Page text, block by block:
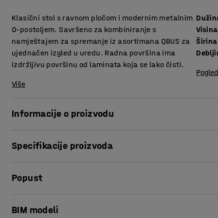
Klasični stol s ravnom pločom i modernim metalnim
O-postoljem. Savršeno za kombiniranje s
namještajem za spremanje iz asortimana QBUS za
ujednačen izgled u uredu. Radna površina ima
izdržljivu površinu od laminata koja se lako čisti.
Više
Visina
Širina
Informacije o proizvodu
ukoliko ste u potrazi za radnim stolom klasičnog dizajna,
Stol ima moderno O-postolje i ravnu radnu površinu.
uskladili s ostalim namještajem.
Specifikacije proizvoda
Visina: 740
Površina ploče
Popust
Ispis stranice
BIM modeli